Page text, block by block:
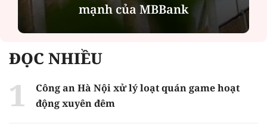
mạnh của MBBank
ĐỌC NHIỀU
Công an Hà Nội xử lý loạt quán game hoạt
động xuyên đêm